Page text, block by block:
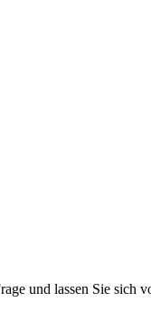
und lassen Sie sich